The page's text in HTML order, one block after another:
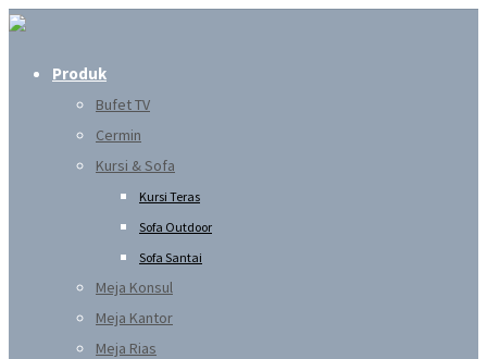
Produk
Bufet TV
Cermin
Kursi & Sofa
Kursi Teras
Sofa Outdoor
Sofa Santai
Meja Konsul
Meja Kantor
Meja Rias